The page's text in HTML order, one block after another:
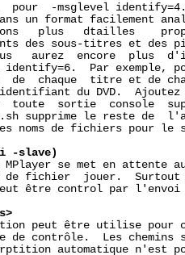
pour  -msglevel
un format facilement
plus   dtailles
des sous-titres et des
aurez  encore  plus
identify=6.  Par exemple,
de  chaque  titre et de
du DVD.
toute  sortie  console
supprime le reste de
noms de fichiers pour le
-slave)
MPlayer se met en attente
de fichier  jouer.
être control par l'envoi
peut être utilise pour
de contrôle.  Les
automatique n'est